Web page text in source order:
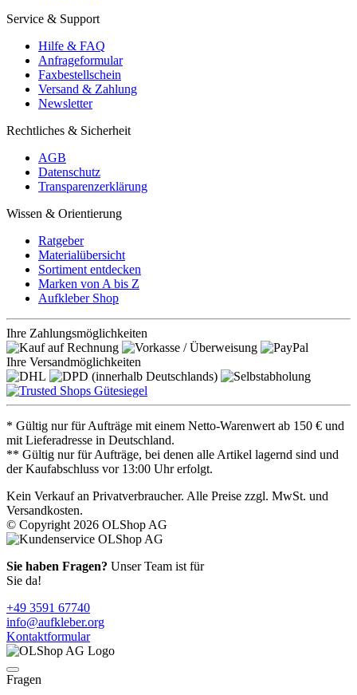
Service & Support
Hilfe & FAQ
Anfrageformular
Faxbestellschein
Versand & Zahlung
Newsletter
Rechtliches & Sicherheit
AGB
Datenschutz
Transparenzerklärung
Wissen & Orientierung
Ratgeber
Materialübersicht
Sortiment entdecken
Marken von A bis Z
Aufkleber Shop
Ihre Zahlungsmöglichkeiten
Ihre Versandmöglichkeiten
* Gültig nur für Aufträge mit einem Netto-Warenwert ab 150 € und
mit Lieferadresse in Deutschland.
** Gültig nur für Aufträge, bei denen alle Artikel lagernd sind und
der Kaufabschluss vor 13:00 Uhr erfolgt.
Kein Verkauf an Privatverbraucher. Alle Preise zzgl. MwSt. und
Versandkosten.
© Copyright 2026 OLShop AG
Sie haben Fragen? Unser Team ist für
Sie da!
+49 3591 67740
info@aufkleber.org
Kontaktformular
Fragen